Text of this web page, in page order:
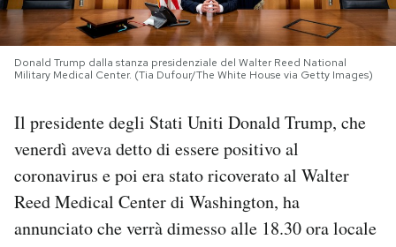
I MIEI PREFERITI
SHOP
CALENDARIO
AREA PERSONALE
Area Personale
Donald Trump dalla stanza presidenziale del Walter Reed National
Military Medical Center. (Tia Dufour/The White House via Getty Images)
Il presidente degli Stati Uniti Donald Trump, che
venerdì aveva detto di essere positivo al
coronavirus e poi era stato ricoverato al Walter
Reed Medical Center di Washington, ha
annunciato che verrà dimesso alle 18.30 ora locale